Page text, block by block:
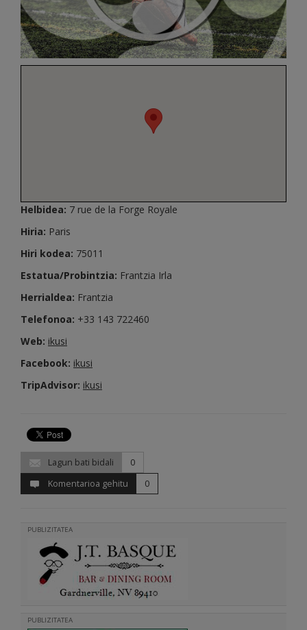
Helbidea: 7 rue de la Forge Royale
Hiria: Paris
Hiri kodea: 75011
Estatua/Probintzia: Frantzia Irla
Herrialdea: Frantzia
Telefonoa: +33 143 722460
Web: ikusi
Facebook: ikusi
TripAdvisor: ikusi
Lagun bati bidali
0
Komentarioa gehitu
0
PUBLIZITATEA
PUBLIZITATEA